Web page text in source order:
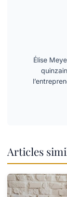
Élise
Articles